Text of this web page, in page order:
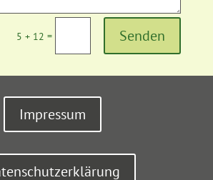
5 + 12 = Senden
Impressum